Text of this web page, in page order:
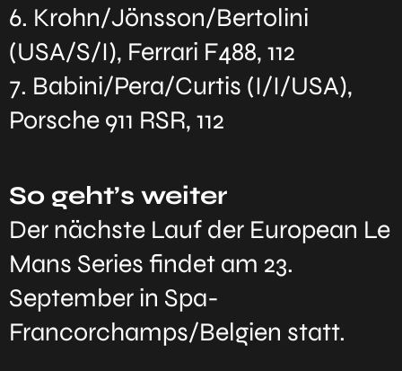
6. Krohn/Jönsson/Bertolini
(USA/S/I), Ferrari F488, 112
7. Babini/Pera/Curtis (I/I/USA),
Porsche 911 RSR, 112
So geht’s weiter
Der nächste Lauf der European Le
Mans Series findet am 23.
September in Spa-
Francorchamps/Belgien statt.